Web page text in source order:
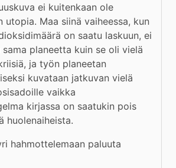
ei kuitenkaan ole
utopia. Maa siinä vaiheessa, kun
on saatu laskuun, ei
planeetta kuin se oli vielä
ja työn planeetan
kuvataan jatkuvan vielä
vaikka
kirjassa on saatukin pois
huolenaiheista.
hahmottelemaan paluuta